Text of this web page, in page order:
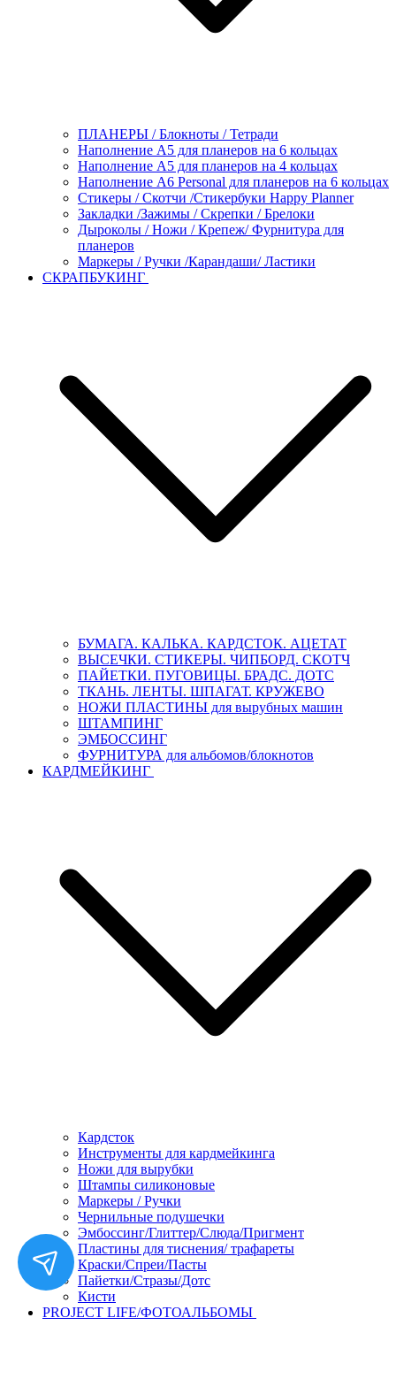
ПЛАНЕРЫ / Блокноты / Тетради
Наполнение А5 для планеров на 6 кольцах
Наполнение А5 для планеров на 4 кольцах
Наполнение А6 Personal для планеров на 6 кольцах
Стикеры / Скотчи /Стикербуки Happy Planner
Закладки /Зажимы / Скрепки / Брелоки
Дыроколы / Ножи / Крепеж/ Фурнитура для
планеров
Маркеры / Ручки /Карандаши/ Ластики
СКРАПБУКИНГ
БУМАГА. КАЛЬКА. КАРДСТОК. АЦЕТАТ
ВЫСЕЧКИ. СТИКЕРЫ. ЧИПБОРД. СКОТЧ
ПАЙЕТКИ. ПУГОВИЦЫ. БРАДС. ДОТС
ТКАНЬ. ЛЕНТЫ. ШПАГАТ. КРУЖЕВО
НОЖИ ПЛАСТИНЫ для вырубных машин
ШТАМПИНГ
ЭМБОССИНГ
ФУРНИТУРА для альбомов/блокнотов
КАРДМЕЙКИНГ
Кардсток
Инструменты для кардмейкинга
Ножи для вырубки
Штампы силиконовые
Маркеры / Ручки
Чернильные подушечки
Эмбоссинг/Глиттер/Слюда/Пригмент
Пластины для тиснения/ трафареты
Краски/Спреи/Пасты
Пайетки/Стразы/Дотс
Кисти
PROJECT LIFE/ФОТОАЛЬБОМЫ